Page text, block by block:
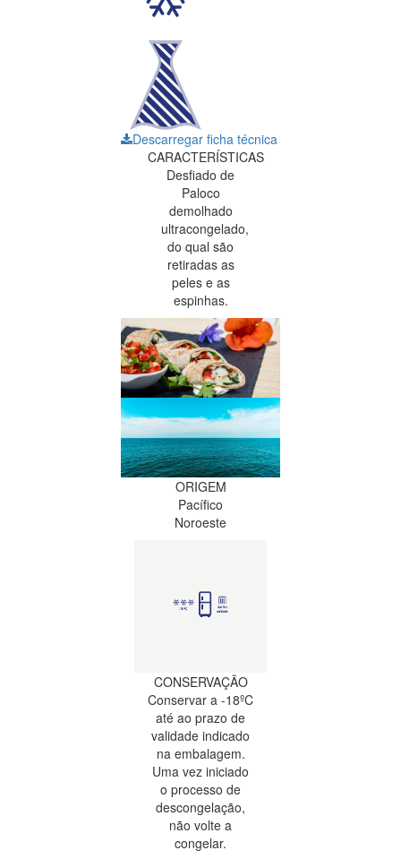
Descarregar ficha técnica
CARACTERÍSTICAS
Desfiado de
Paloco
demolhado
ultracongelado,
do qual são
retiradas as
peles e as
espinhas.
ORIGEM
Pacífico
Noroeste
CONSERVAÇÃO
Conservar a -18ºC
até ao prazo de
validade indicado
na embalagem.
Uma vez iniciado
o processo de
descongelação,
não volte a
congelar.